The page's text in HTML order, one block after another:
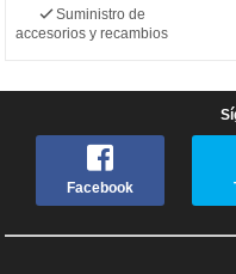
Suministro de
accesorios y recambios
Facebook